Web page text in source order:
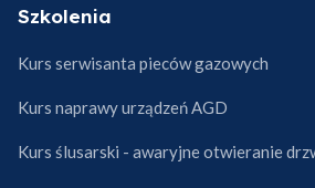
Szkolenia
Kurs serwisanta pieców gazowych
Kurs naprawy urządzeń AGD
Kurs ślusarski - awaryjne otwieranie